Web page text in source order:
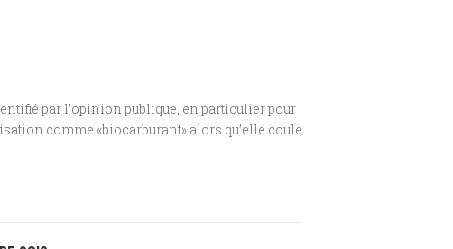
par l’opinion publique, en particulier pour
comme «biocarburant» alors qu’elle coule